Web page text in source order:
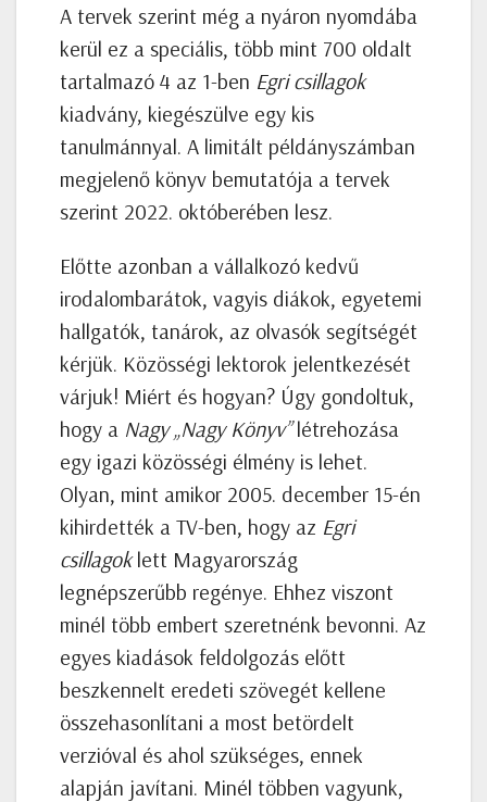
A tervek szerint még a nyáron nyomdába
kerül ez a speciális, több mint 700 oldalt
tartalmazó 4 az 1-ben Egri csillagok
kiadvány, kiegészülve egy kis
tanulmánnyal. A limitált példányszámban
megjelenő könyv bemutatója a tervek
szerint 2022. októberében lesz.
Előtte azonban a vállalkozó kedvű
irodalombarátok, vagyis diákok, egyetemi
hallgatók, tanárok, az olvasók segítségét
kérjük. Közösségi lektorok jelentkezését
várjuk! Miért és hogyan? Úgy gondoltuk,
hogy a Nagy „Nagy Könyv”létrehozása
egy igazi közösségi élmény is lehet.
Olyan, mint amikor 2005. december 15-én
kihirdették a TV-ben, hogy az Egri
csillagoklett Magyarország
legnépszerűbb regénye. Ehhez viszont
minél több embert szeretnénk bevonni. Az
egyes kiadások feldolgozás előtt
beszkennelt eredeti szövegét kellene
összehasonlítani a most betördelt
verzióval és ahol szükséges, ennek
alapján javítani. Minél többen vagyunk,